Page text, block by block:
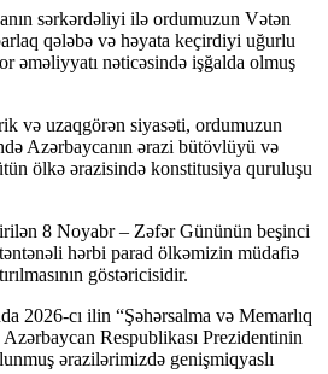
sərkərdəliyi ilə ordumuzun Vətən
qələbə və həyata keçirdiyi uğurlu
əməliyyatı nəticəsində işğalda olmuş
və uzaqgörən siyasəti, ordumuzun
Azərbaycanın ərazi bütövlüyü və
ölkə ərazisində konstitusiya quruluşu
8 Noyabr – Zəfər Gününün beşinci
hərbi parad ölkəmizin müdafiə
göstəricisidir.
2026-cı ilin “Şəhərsalma və Memarlıq
Respublikası Prezidentinin
ərazilərimizdə genişmiqyaslı